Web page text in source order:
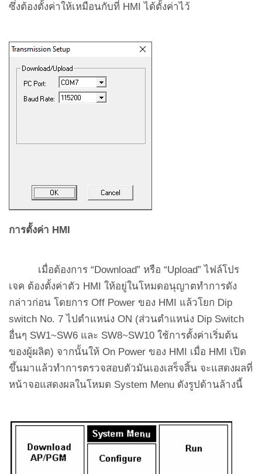
ซึ่งต้องตั้งค่าให้เหมือนกับที่ HMI ได้ตั้งค่าไว้
การตั้งค่า HMI
เมื่อต้องการ “Download” หรือ “Upload” ไฟล์โปร
เจค ต้องตั้งค่าตัว HMI ให้อยู่ในโหมดอนุญาตทำการดัง
กล่าวก่อน โดยการ Off Power ของ HMI แล้วโยก Dip
switch No. 7 ไปตำแหน่ง ON (ส่วนตำแหน่ง Dip Switch
อื่นๆ SW1~SW6 และ SW8~SW10 ใช้การตั้งค่าเริ่มต้น
ของผู้ผลิต) จากนั้นให้ On Power ของ HMI เมื่อ HMI เปิด
ขึ้นมาแล้วทำการตรวจสอบตัวมันเองเสร็จสิ้น จะแสดงผลที่
หน้าจอแสดงผลในโหมด System Menu ดังรูปด้านล้างนี้